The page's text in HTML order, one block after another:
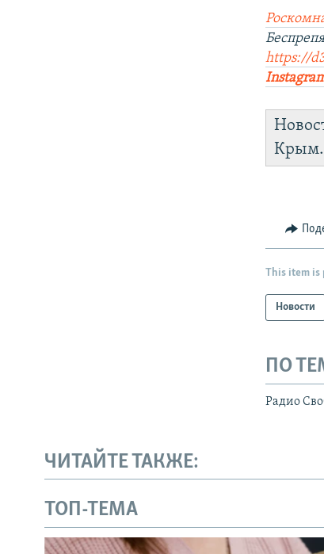
https://
This item is
Новости
ПО
Радио
ЧИТАЙТЕ ТАКЖЕ:
ТОП-ТЕМА